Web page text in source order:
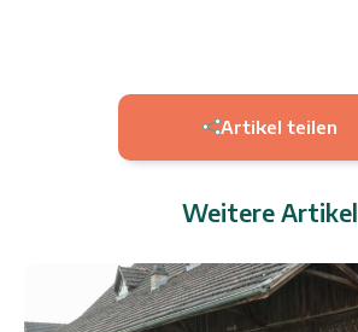
Artikel teilen
Weitere Artikel